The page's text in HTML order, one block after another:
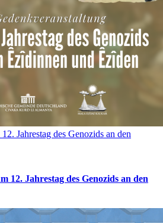
Jahrestag des Genozids an den
12. Jahrestag des Genozids an den